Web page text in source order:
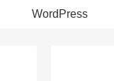
WordPress